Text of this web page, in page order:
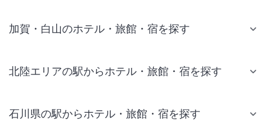
加賀・白山のホテル・旅館・宿を探す
北陸エリアの駅からホテル・旅館・宿を探す
石川県の駅からホテル・旅館・宿を探す